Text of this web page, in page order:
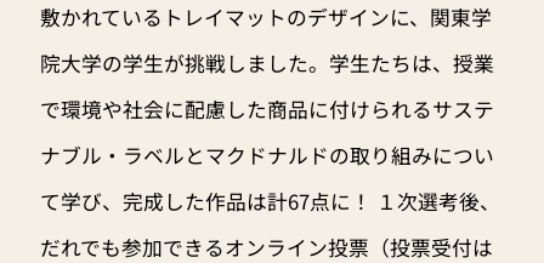
敷かれているトレイマットのデザインに、関東学
院大学の学生が挑戦しました。学生たちは、授業
で環境や社会に配慮した商品に付けられるサステ
ナブル・ラベルとマクドナルドの取り組みについ
て学び、完成した作品は計67点に！ １次選考後、
だれでも参加できるオンライン投票（投票受付は